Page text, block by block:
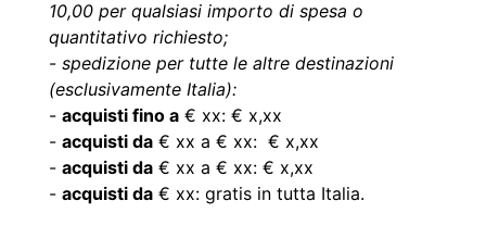
10,00 per qualsiasi importo di spesa o
quantitativo richiesto;
- spedizione per tutte le altre destinazioni
(esclusivamente Italia):
- acquisti fino a € xx: € x,xx
- acquisti da € xx a € xx: € x,xx
- acquisti da € xx a € xx: € x,xx
- acquisti da € xx: gratis in tutta Italia.